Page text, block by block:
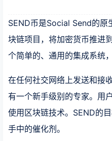
SEND币是Social Send的
块链项目，将加密货币推进
个简单的、通用的集成系统
在任何社交网络上发送和接
有一个新手级别的专家。用
使用区块链技术。SEND的
手中的催化剂。